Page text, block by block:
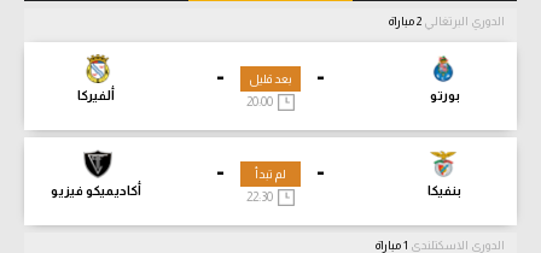
الدوري البرتغالي
-
بورتو
-
ألفيركا
بعد قليل
-
بنفيكا
-
أكاديميكو فيزيو
لم تبدأ
الدوري الاسكتلندي